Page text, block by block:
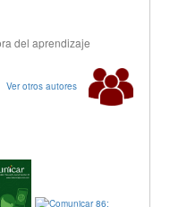
del aprendizaje
Ver otros autores